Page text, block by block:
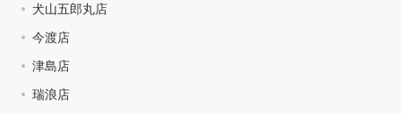
犬山五郎丸店
今渡店
津島店
瑞浪店